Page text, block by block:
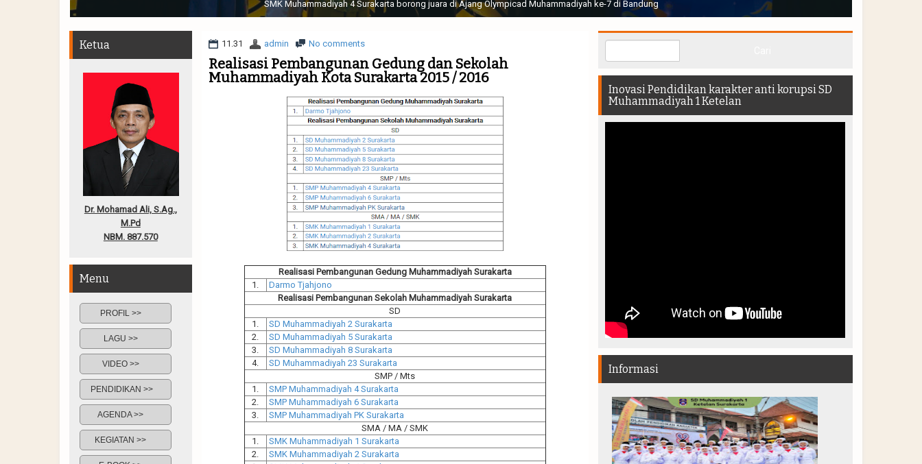
Muhammadiyah 48 || Pertunjukan bendera dan tari memukau seluruh Muktamar dan Muktamirin yang hadir di dalam stadion
11.31 admin No comments
Realisasi Pembangunan Gedung dan Sekolah
Muhammadiyah Kota Surakarta 2015 / 2016
Realisasi Pembangunan Gedung Muhammadiyah Surakarta
1.
Darmo Tjahjono
Realisasi Pembangunan Sekolah Muhammadiyah Surakarta
SD
1.
SD Muhammadiyah 2 Surakarta
2.
SD Muhammadiyah 5 Surakarta
3.
SD Muhammadiyah 8 Surakarta
4.
SD Muhammadiyah 23 Surakarta
SMP / Mts
1.
SMP Muhammadiyah 4 Surakarta
2.
SMP Muhammadiyah 6 Surakarta
3.
SMP Muhammadiyah PK Surakarta
SMA / MA / SMK
1.
SMK Muhammadiyah 1 Surakarta
2.
SMK Muhammadiyah 2 Surakarta
Ketua
Dr. Mohamad Ali, S.Ag.,
M.Pd
NBM. 887.570
Menu
PROFIL >>
LAGU >>
VIDEO >>
PENDIDIKAN >>
AGENDA >>
KEGIATAN >>
Inovasi Pendidikan karakter anti korupsi SD
Muhammadiyah 1 Ketelan
Informasi